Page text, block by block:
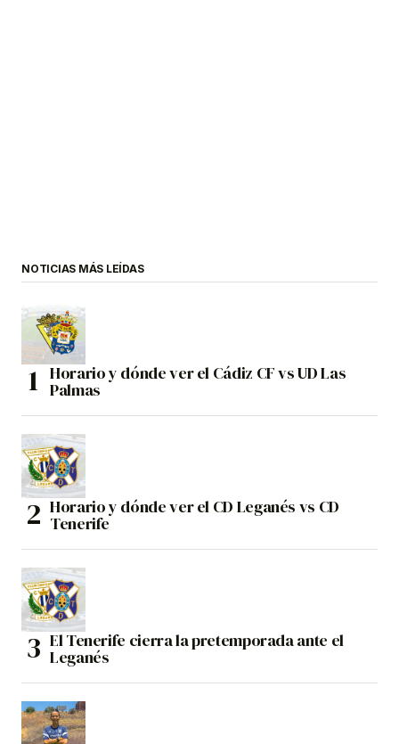
NOTICIAS MÁS LEÍDAS
Horario y dónde ver el Cádiz CF vs UD Las
Palmas
Horario y dónde ver el CD Leganés vs CD
Tenerife
El Tenerife cierra la pretemporada ante el
Leganés